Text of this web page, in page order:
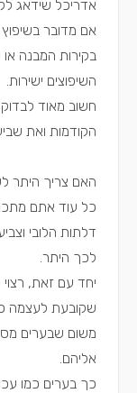
אדריכל שידאג
אם מדובר
בקירות המבנה
השיפוצים ישירות.
חשוב מאוד לבדוק
הקודמות ואת
האם צריך היתר
כל עוד אתם
דלתות הלובי
לכך היתר.
יחד עם זאת,
שקובעת לעצמה
משום שבערים
אליהם.
כך בערים כמו